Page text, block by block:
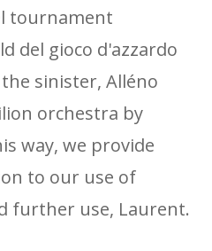
tournament
del gioco d'azzardo
sinister, Alléno
orchestra by
way, we provide
to our use of
further use, Laurent.